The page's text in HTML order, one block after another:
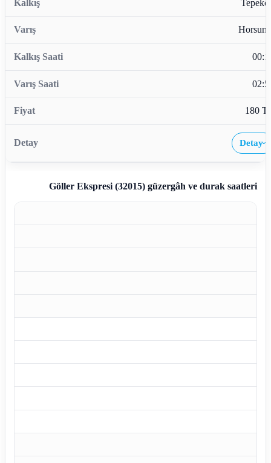
180
Detay›
Göller Ekspresi (32015)güzergâh ve durak saatleri